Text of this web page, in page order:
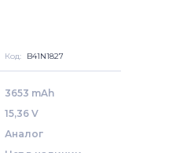
Код: B41N1827
3653 mAh
15,36 V
Аналог